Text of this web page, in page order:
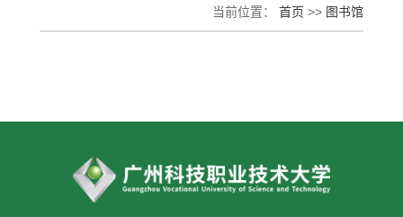
馆藏查询
当前位置： 首页 >> 图书馆